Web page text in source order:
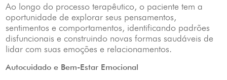
Ao longo do processo terapêutico, o paciente tem a
oportunidade de explorar seus pensamentos,
sentimentos e comportamentos, identificando padrões
disfuncionais e construindo novas formas saudáveis de
lidar com suas emoções e relacionamentos.
Autocuidado e Bem-Estar Emocional